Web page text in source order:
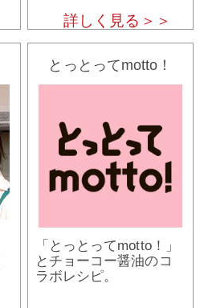
詳しく見る＞＞
とっとってmotto！
「とっとってmotto！」
とチョーコー醤油のコ
ラボレシピ。